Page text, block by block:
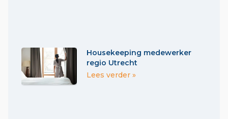
Housekeeping medewerker
regio Utrecht
Lees verder »